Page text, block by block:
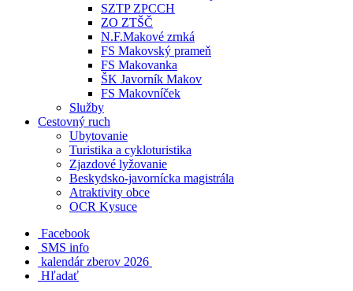
SZTP ZPCCH
ZO ZTŠČ
N.F.Makové zrnká
FS Makovský prameň
FS Makovanka
ŠK Javorník Makov
FS Makovníček
Služby
Cestovný ruch
Ubytovanie
Turistika a cykloturistika
Zjazdové lyžovanie
Beskydsko-javornícka magistrála
Atraktivity obce
OCR Kysuce
Facebook
SMS info
​ kalendár zberov 2026
Hľadať